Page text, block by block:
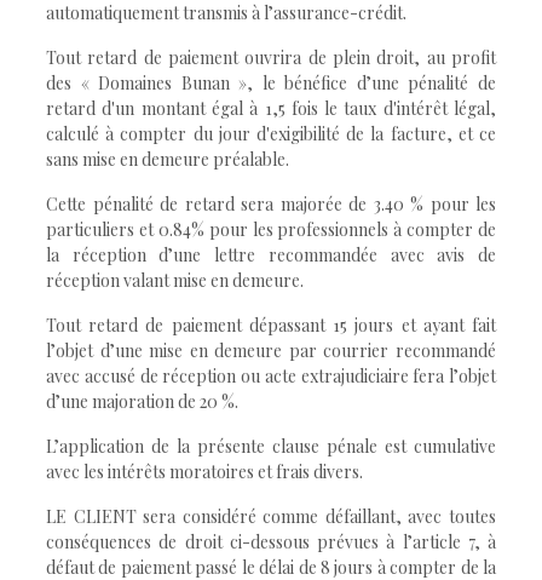
automatiquement transmis à l’assurance-crédit.
Tout retard de paiement ouvrira de plein droit, au profit
des « Domaines Bunan », le bénéfice d’une pénalité de
retard d'un montant égal à 1,5 fois le taux d'intérêt légal,
calculé à compter du jour d'exigibilité de la facture, et ce
sans mise en demeure préalable.
Cette pénalité de retard sera majorée de 3.40 % pour les
particuliers et 0.84% pour les professionnels à compter de
la réception d’une lettre recommandée avec avis de
réception valant mise en demeure.
Tout retard de paiement dépassant 15 jours et ayant fait
l’objet d’une mise en demeure par courrier recommandé
avec accusé de réception ou acte extrajudiciaire fera l’objet
d’une majoration de 20 %.
L’application de la présente clause pénale est cumulative
avec les intérêts moratoires et frais divers.
LE CLIENT sera considéré comme défaillant, avec toutes
conséquences de droit ci-dessous prévues à l’article 7, à
défaut de paiement passé le délai de 8 jours à compter de la